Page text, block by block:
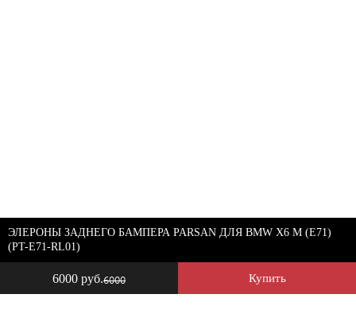
6000 руб.6000 Купить
ЭЛЕРОНЫ ЗАДНЕГО БАМПЕРА PARSAN ДЛЯ BMW X6 M (E71)
(PT-E71-RL01)